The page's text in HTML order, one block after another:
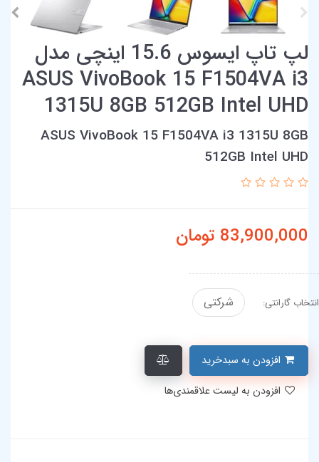
لپ تاپ ایسوس 15.6 اینچی مدل
ASUS VivoBook 15 F1504VA i3
1315U 8GB 512GB Intel UHD
ASUS VivoBook 15 F1504VA i3 1315U 8GB
512GB Intel UHD
83,900,000 تومان
انتخاب گارانتی: شرکتی